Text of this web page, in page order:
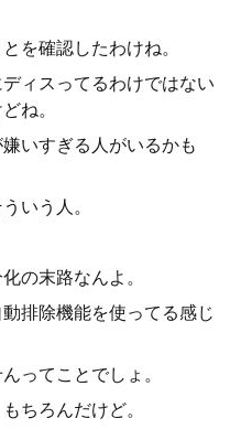
を確認したわけね。
ィスってるわけではない
ね。
いすぎる人がいるかも
いう人。
の末路なんよ。
排除機能を使ってる感じ
ってことでしょ。
ちろんだけど。